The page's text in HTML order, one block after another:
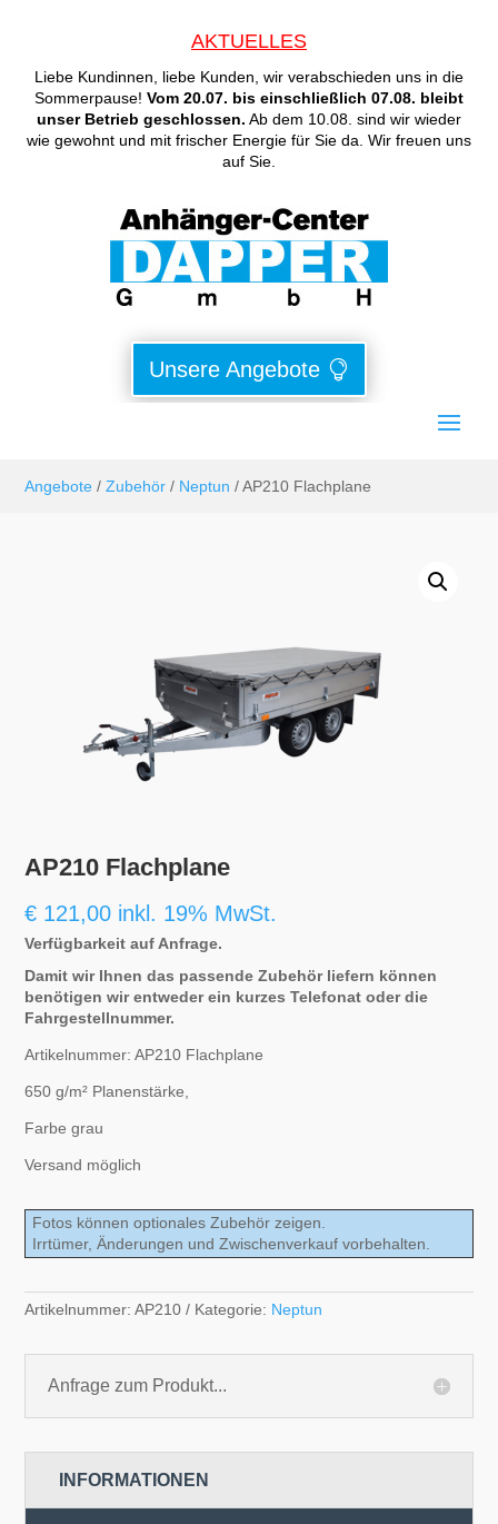
AKTUELLES
Liebe Kundinnen, liebe Kunden, wir verabschieden uns in die
Sommerpause! Vom 20.07. bis einschließlich 07.08. bleibt
unser Betrieb geschlossen. Ab dem 10.08. sind wir wieder
wie gewohnt und mit frischer Energie für Sie da. Wir freuen uns
auf Sie.
Unsere Angebote
Angebote /Zubehör / Neptun / AP210 Flachplane
AP210 Flachplane
€ 121,00 inkl. 19% MwSt.
Verfügbarkeit auf Anfrage.
Damit wir Ihnen das passende Zubehör liefern können
benötigen wir entweder ein kurzes Telefonat oder die
Fahrgestellnummer.
Artikelnummer: AP210 Flachplane
650 g/m² Planenstärke,
Farbe grau
Versand möglich
Fotos können optionales Zubehör zeigen.
Irrtümer, Änderungen und Zwischenverkauf vorbehalten.
Artikelnummer:AP210 Kategorie: Neptun
Anfrage zum Produkt...
INFORMATIONEN